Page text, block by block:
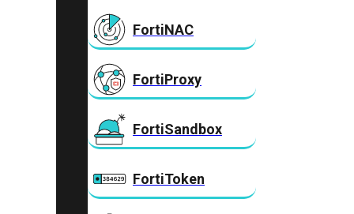
FortiNAC
FortiProxy
FortiSandbox
FortiToken